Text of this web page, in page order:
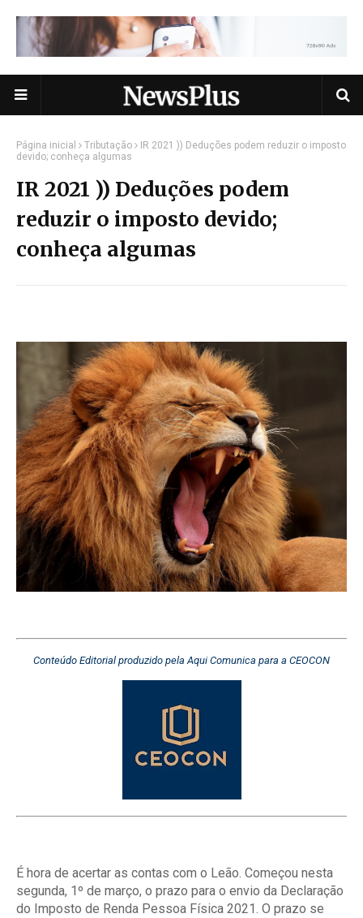
Página inicial Tributação
IR 2021 )) Deduções podem reduzir o imposto
devido; conheça algumas
IR 2021 )) Deduções podem
reduzir o imposto devido;
conheça algumas
Conteúdo Editorial produzido pela Aqui Comunica para a CEOCON
É hora de acertar as contas com o Leão. Começou nesta
segunda, 1º de março, o prazo para o envio da Declaração
do Imposto de Renda Pessoa Física 2021. O prazo se